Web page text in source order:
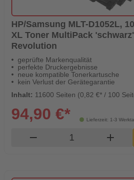
HP/Samsung MLT-D1052L,
XL Toner MultiPack
Revolution
geprüfte Markenqualität
perfekte Druckergebnisse
neue kompatible Tonerkartusche
kein Verlust der Gerätegarantie
Inhalt: 11600 Seiten (0,82 €* / 100
Lieferzeit: 1-3
94,90 €*
remove Produkt add